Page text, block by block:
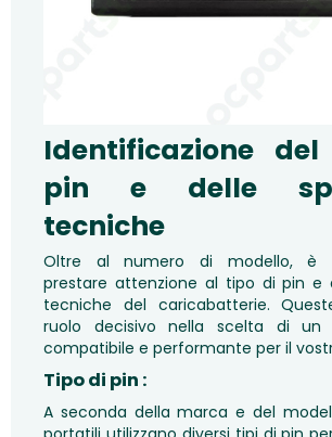
Identificazione
pin e delle
tecniche
Oltre al numero di modello, è
prestare attenzione al tipo di pin e
tecniche del caricabatterie.
ruolo decisivo nella scelta di un
compatibile e performante per il
Tipo di pin :
A seconda della marca e del